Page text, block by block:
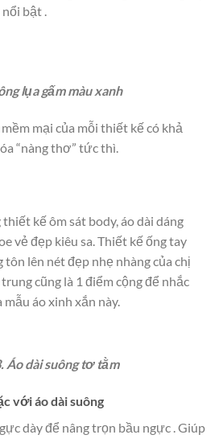
bật .
lụa gấm màu xanh
mại của mỗi thiết kế có khả
“nàng thơ” tức thì.
kế ôm sát body, áo dài dáng
vẻ đẹp kiêu sa. Thiết kế ống tay
tôn lên nét đẹp nhẹ nhàng của chị
cũng là 1 điểm cộng để nhắc
mẫu áo xinh xắn này.
Áo dài suông tơ tằm
với áo dài suông
dày để nâng trọn bầu ngực . Giúp